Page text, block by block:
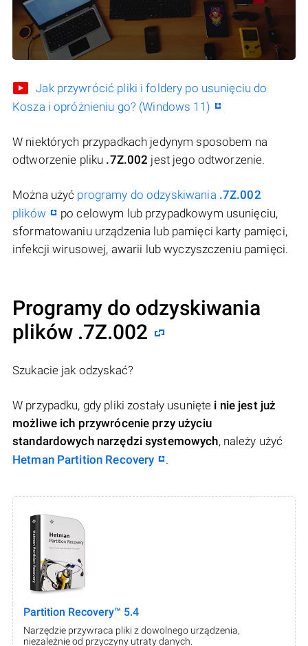
Jak przywrócić pliki i foldery po usunięciu do
Kosza i opróżnieniu go? (Windows 11)
W niektórych przypadkach jedynym sposobem na
odtworzenie pliku .7Z.002 jest jego odtworzenie.
Można użyć programy do odzyskiwania .7Z.002
plików
po celowym lub przypadkowym usunięciu,
sformatowaniu urządzenia lub pamięci karty pamięci,
infekcji wirusowej, awarii lub wyczyszczeniu pamięci.
Programy do odzyskiwania
plików .7Z.002
Szukacie jak odzyskać?
W przypadku, gdy pliki zostały usunięte i nie jest już
możliwe ich przywrócenie przy użyciu
standardowych narzędzi systemowych, należy użyć
Hetman Partition Recovery
.
Partition Recovery™ 5.4
Narzędzie przywraca pliki z dowolnego urządzenia,
niezależnie od przyczyny utraty danych.